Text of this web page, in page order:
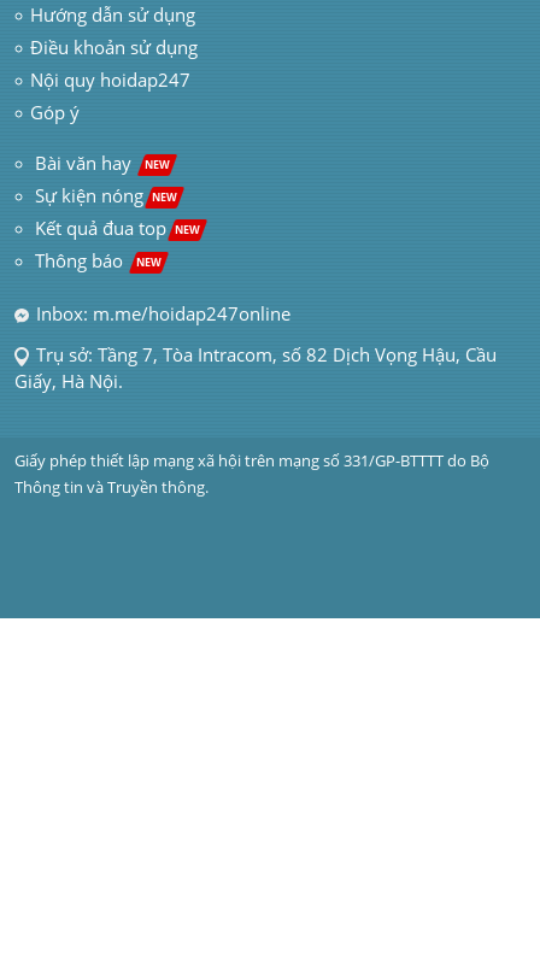
Hướng dẫn sử dụng
Điều khoản sử dụng
Nội quy hoidap247
Góp ý
Bài văn hay NEW
Sự kiện nóng NEW
Kết quả đua top NEW
Thông báo NEW
Inbox: m.me/hoidap247online
Trụ sở: Tầng 7, Tòa Intracom, số 82 Dịch Vọng Hậu, Cầu
Giấy, Hà Nội.
Giấy phép thiết lập mạng xã hội trên mạng số 331/GP-BTTTT do Bộ
Thông tin và Truyền thông.